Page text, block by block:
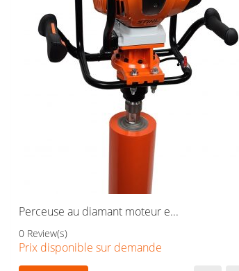
Perceuse au diamant moteur e...
0 Review(s)
Prix disponible sur demande